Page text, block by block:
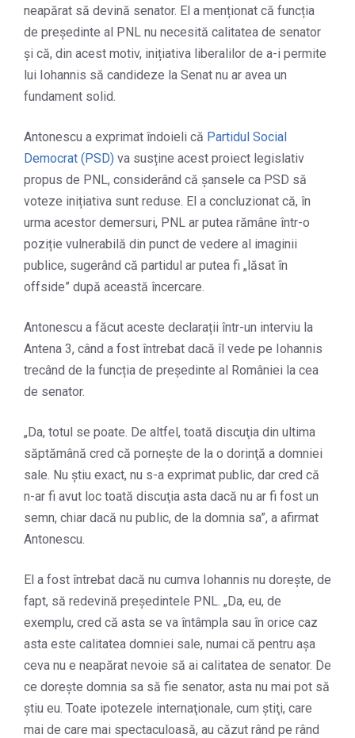
neapărat să devină senator. El a menționat că funcția
de președinte al PNL nu necesită calitatea de senator
și că, din acest motiv, inițiativa liberalilor de a-i permite
lui Iohannis să candideze la Senat nu ar avea un
fundament solid.
Antonescu a exprimat îndoieli că Partidul Social
Democrat (PSD) va susține acest proiect legislativ
propus de PNL, considerând că șansele ca PSD să
voteze inițiativa sunt reduse. El a concluzionat că, în
urma acestor demersuri, PNL ar putea rămâne într-o
poziție vulnerabilă din punct de vedere al imaginii
publice, sugerând că partidul ar putea fi „lăsat în
offside” după această încercare.
Antonescu a făcut aceste declarații într-un interviu la
Antena 3, când a fost întrebat dacă îl vede pe Iohannis
trecând de la funcția de președinte al României la cea
de senator.
„Da, totul se poate. De altfel, toată discuţia din ultima
săptămână cred că porneşte de la o dorinţă a domniei
sale. Nu ştiu exact, nu s-a exprimat public, dar cred că
n-ar fi avut loc toată discuţia asta dacă nu ar fi fost un
semn, chiar dacă nu public, de la domnia sa”, a afirmat
Antonescu.
El a fost întrebat dacă nu cumva Iohannis nu doreşte, de
fapt, să redevină preşedintele PNL. „Da, eu, de
exemplu, cred că asta se va întâmpla sau în orice caz
asta este calitatea domniei sale, numai că pentru aşa
ceva nu e neapărat nevoie să ai calitatea de senator. De
ce doreşte domnia sa să fie senator, asta nu mai pot să
ştiu eu. Toate ipotezele internaţionale, cum ştiţi, care
mai de care mai spectaculoasă, au căzut rând pe rând